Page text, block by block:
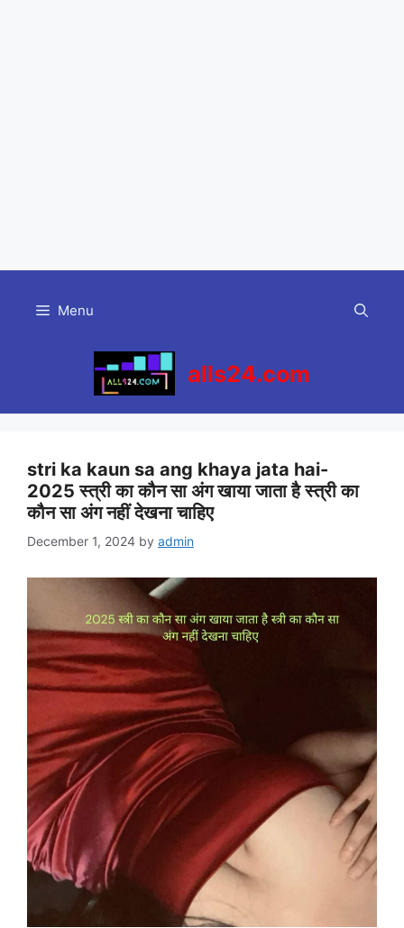
content
Menu
alls24.com
stri ka kaun sa ang khaya jata hai-
2025 स्त्री का कौन सा अंग खाया जाता है स्त्री का
कौन सा अंग नहीं देखना चाहिए
December 1, 2024 by admin